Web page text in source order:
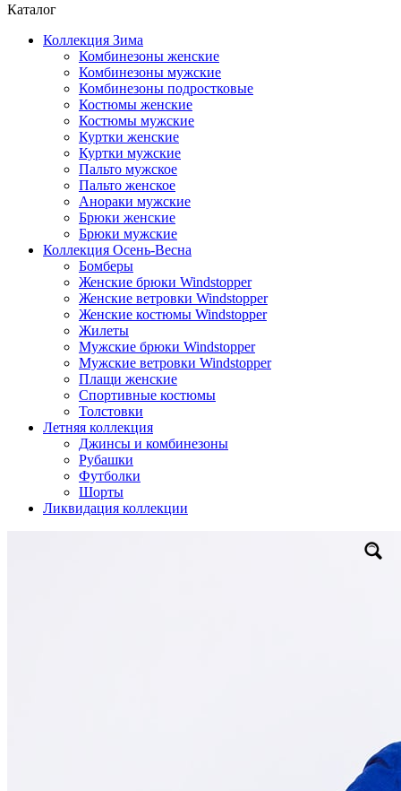
Каталог
Коллекция Зима
Комбинезоны женские
Комбинезоны мужские
Комбинезоны подростковые
Костюмы женские
Костюмы мужские
Куртки женские
Куртки мужские
Пальто мужское
Пальто женское
Анораки мужские
Брюки женские
Брюки мужские
Коллекция Осень-Весна
Бомберы
Женские брюки Windstopper
Женские ветровки Windstopper
Женские костюмы Windstopper
Жилеты
Мужские брюки Windstopper
Мужские ветровки Windstopper
Плащи женские
Спортивные костюмы
Толстовки
Летняя коллекция
Джинсы и комбинезоны
Рубашки
Футболки
Шорты
Ликвидация коллекции